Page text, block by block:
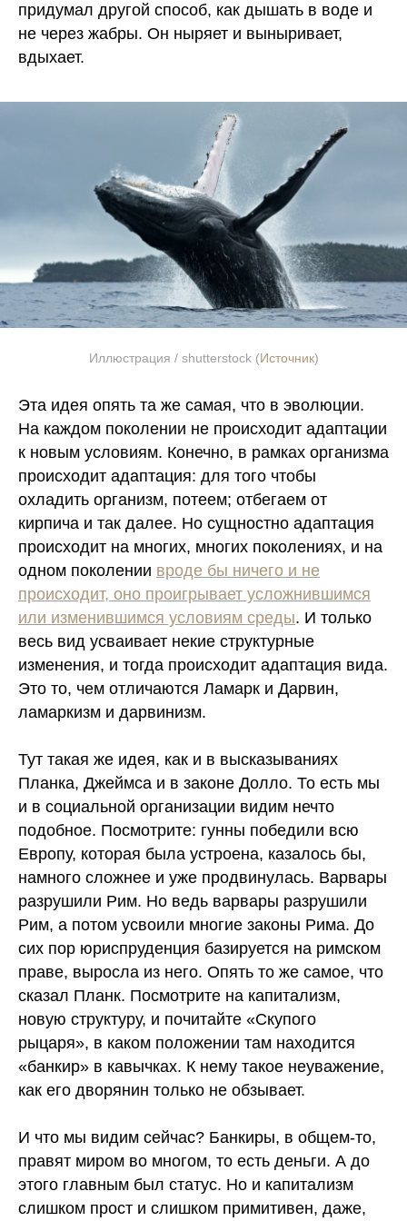
придумал другой способ, как дышать в воде и
не через жабры. Он ныряет и выныривает,
вдыхает.
Иллюстрация / shutterstock (Источник)
Эта идея опять та же самая, что в эволюции.
На каждом поколении не происходит адаптации
к новым условиям. Конечно, в рамках организма
происходит адаптация: для того чтобы
охладить организм, потеем; отбегаем от
кирпича и так далее. Но сущностно адаптация
происходит на многих, многих поколениях, и на
одном поколении вроде бы ничего и не
происходит, оно проигрывает усложнившимся
или изменившимся условиям среды. И только
весь вид усваивает некие структурные
изменения, и тогда происходит адаптация вида.
Это то, чем отличаются Ламарк и Дарвин,
ламаркизм и дарвинизм.
Тут такая же идея, как и в высказываниях
Планка, Джеймса и в законе Долло. То есть мы
и в социальной организации видим нечто
подобное. Посмотрите: гунны победили всю
Европу, которая была устроена, казалось бы,
намного сложнее и уже продвинулась. Варвары
разрушили Рим. Но ведь варвары разрушили
Рим, а потом усвоили многие законы Рима. До
сих пор юриспруденция базируется на римском
праве, выросла из него. Опять то же самое, что
сказал Планк. Посмотрите на капитализм,
новую структуру, и почитайте «Скупого
рыцаря», в каком положении там находится
«банкир» в кавычках. К нему такое неуважение,
как его дворянин только не обзывает.
И что мы видим сейчас? Банкиры, в общем-то,
правят миром во многом, то есть деньги. А до
этого главным был статус. Но и капитализм
слишком прост и слишком примитивен, даже,